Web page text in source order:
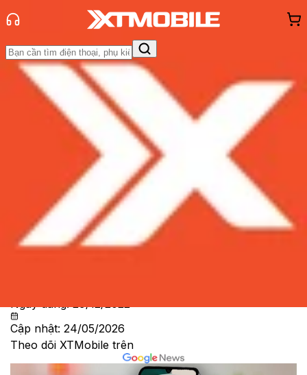
Trang chủ
Tin tức
Tin Mới
Đánh Giá - Trên TaySo Sánh Tư vấnKhuyến
Hỏi đáp App - Game Thông báo
hàng - Sự kiện
Galaxy A34 5G sẽ có tới hai phiên
bản chip khác nhau được ra mắt
cùng lúc
Ngày đăng:29/12/2022
Cập nhật: 24/05/2026
Theo dõi XTMobile trên